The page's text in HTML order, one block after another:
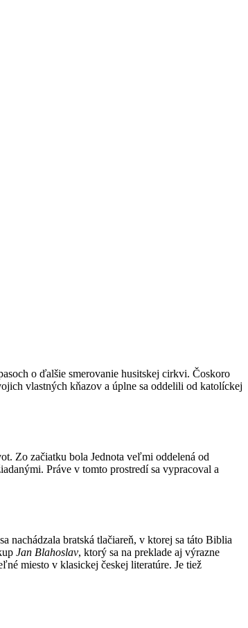
o ďalšie smerovanie husitskej cirkvi. Čoskoro
vlastných kňazov a úplne sa oddelili od katolíckej
Zo začiatku bola Jednota veľmi oddelená od
Práve v tomto prostredí sa vypracoval a
nachádzala bratská tlačiareň, v ktorej sa táto Biblia
Jan Blahoslav, ktorý sa na preklade aj výrazne
miesto v klasickej českej literatúre. Je tiež